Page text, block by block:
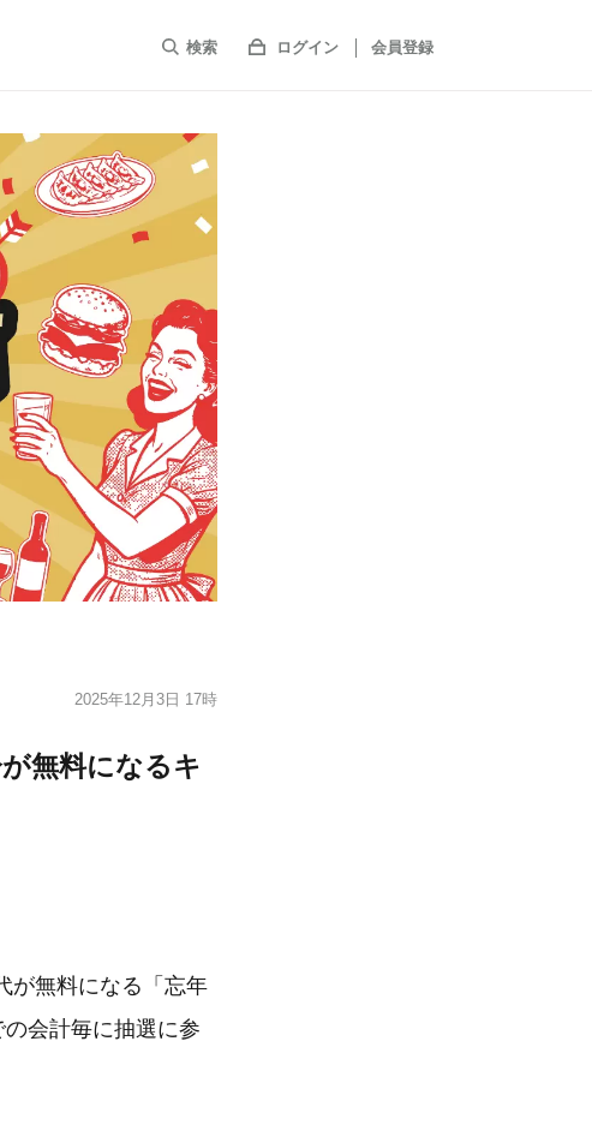
検索 ログイン 会員登録
2025年12月3日 17時
無料になるキ
が無料になる「忘年
会計毎に抽選に参